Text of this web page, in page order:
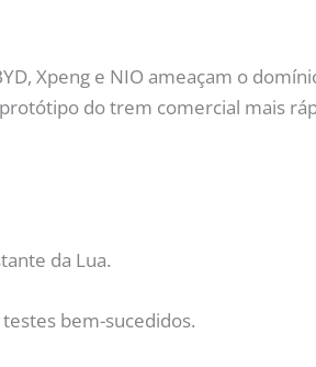
Xpeng e NIO ameaçam o
do trem comercial mais
da Lua.
bem-sucedidos.